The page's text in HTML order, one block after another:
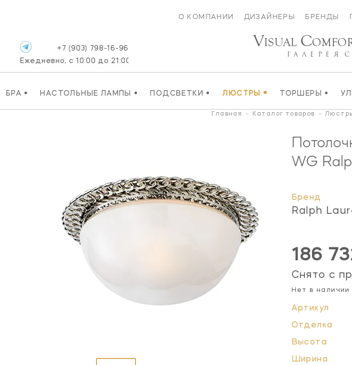
О КОМПАНИИ ДИЗАЙНЕРЫ БРЕНДЫ
БРА • НАСТОЛЬНЫЕ ЛАМПЫ • ПОДСВЕТКИ • ЛЮСТРЫ • ТОРШЕРЫ •
+7 (903) 798-16-96
Ежедневно, с 10:00 до 21:00
VISUAL C
ГАЛЕРЕЯ
Главная - Каталог товаров -
WG
Бренд
Ralph
186
Снято с
Нет в наличии
Артикул
Отделка
Высота
Ширина